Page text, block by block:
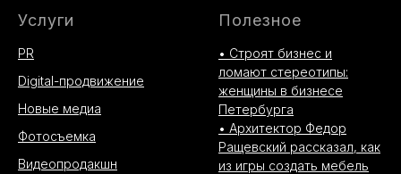
Услуги
PR
Digital-продвижение
Новые медиа
Фотосъемка
Видеопродакшн
Полезное
• Строят бизнес и
ломают стереотипы:
женщины в бизнесе
Петербурга
• Архитектор Федор
Ращевский рассказал, как
из игры создать мебель